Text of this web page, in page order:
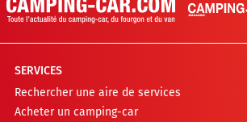
SERVICES
Rechercher une aire de services
Acheter un camping-car